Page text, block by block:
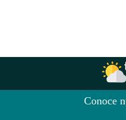
Conoce